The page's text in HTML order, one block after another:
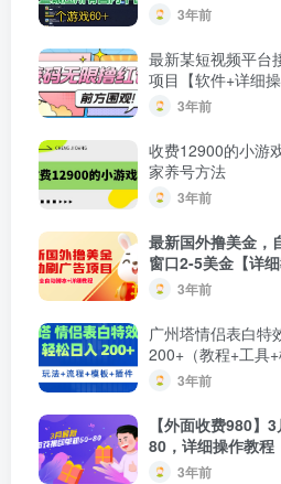
3年前
最新某短视频平台
项目【软件+详细操
3年前
收费12900的小游
家养号方法
3年前
最新国外撸美金，
窗口2-5美金【详细
3年前
广州塔情侣表白特
200+（教程+工具+
3年前
【外面收费980】
80，详细操作教程
3年前